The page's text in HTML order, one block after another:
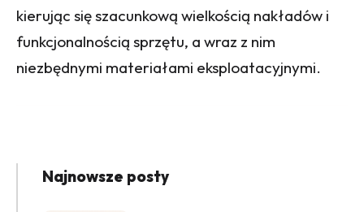
kierując się szacunkową wielkością nakładów i
funkcjonalnością sprzętu, a wraz z nim
niezbędnymi materiałami eksploatacyjnymi.
Najnowsze posty